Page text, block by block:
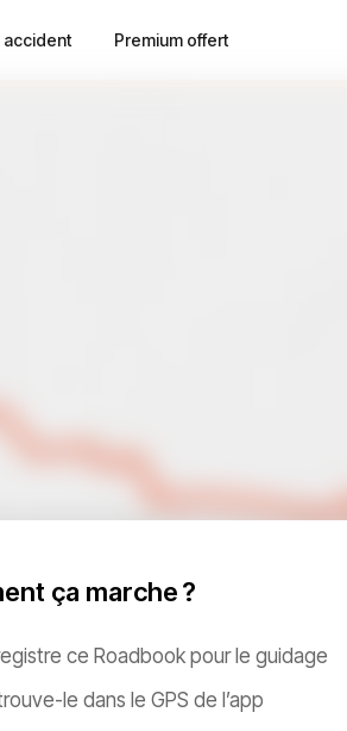
accident Premium offert
ça marche ?
ce Roadbook pour le guidage
le dans le GPS de l’app